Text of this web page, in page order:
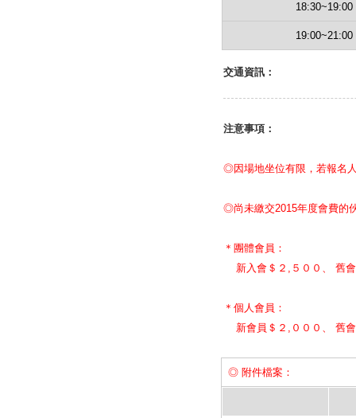
18:30~19:00
19:00~21:00
交通資訊：
注意事項：
◎因場地坐位有限，若報名
◎尚未繳交2015年度會費的
＊團體會員：
新入會＄２,５００、 舊
＊個人會員：
新會員＄２,０００、 舊
◎ 附件檔案：